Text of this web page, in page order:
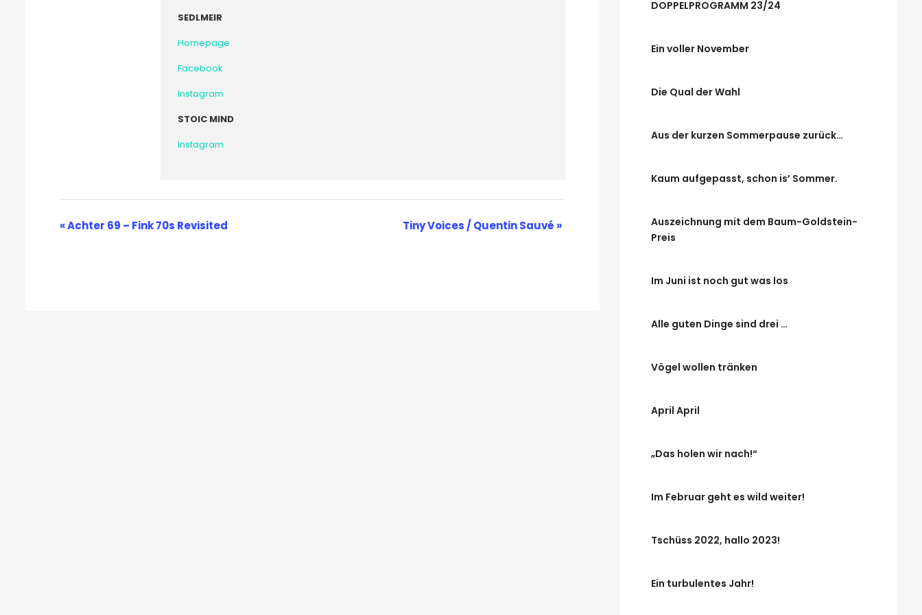
SEDLMEIR
Homepage
Facebook
Instagram
STOIC MIND
Instagram
Veranstaltung-
«Achter 69 – Fink 70s Revisited Tiny Voices / Quentin Sauvé »
DOPPELPROGRAMM 23/24
Ein voller November
Die Qual der Wahl
Aus der kurzen Sommerpause zurück…
Kaum aufgepasst, schon is’ Sommer.
Auszeichnung mit dem Baum-Goldstein-
Preis
Im Juni ist noch gut was los
Alle guten Dinge sind drei …
Vögel wollen tränken
April April
„Das holen wir nach!“
Im Februar geht es wild weiter!
Tschüss 2022, hallo 2023!
Ein turbulentes Jahr!